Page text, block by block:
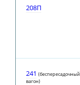
208П
241 (беспересадочный
вагон)